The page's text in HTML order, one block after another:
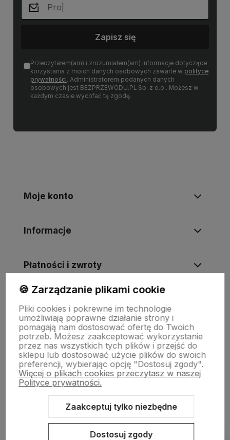
Zapisz się
Przeczytałem(am) i zrozumiałem(am) informacje dotyczące
korzystania z moich danych osobowych zawarte w polityce
prywatności. Administratorem podanych danych
osobowych jest BEZPRZEWODU.PL Sp. z o.o.. Możesz w
każdym czasie wycofać tę zgodę.
Moje konto
Informacje
Płatności i zwroty
Wsparcie
O nas
Sklep internetowy Shoper Premium
Szablon Shoper Modern 3.0™
🍪 Zarządzanie plikami cookie
Pliki cookies i pokrewne im technologie
umożliwiają poprawne działanie strony i
pomagają nam dostosować ofertę do Twoich
potrzeb. Możesz zaakceptować wykorzystanie
przez nas wszystkich tych plików i przejść do
sklepu lub dostosować użycie plików do swoich
preferencji, wybierając opcję "Dostosuj zgody".
Więcej o plikach cookies przeczytasz w naszej
Polityce prywatności.
Zaakceptuj tylko niezbędne
Dostosuj zgody